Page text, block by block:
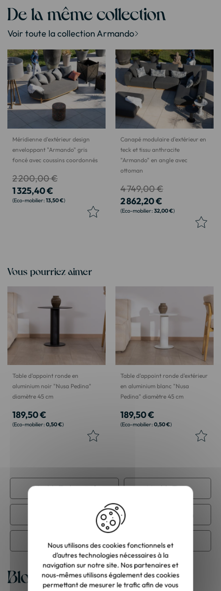
De la même collection
Voir toute la collection Armando
Méridienne d'extérieur design
enveloppant "Armando" gris
foncé avec coussins coordonnés
1 325,40 €
13,50 €
2 200,00 €
Canapé modulaire d'extérieur en
teck et tissu anthracite
"Armando" en angle avec
ottoman
2 862,20 €
32,00 €
4 749,00 €
Vous pourriez aimer
Table d'appoint ronde en
aluminium noir "Nusa Pedina"
diamètre 45 cm
189,50 €
0,50 €
Table d'appoint ronde d'extérieur
en aluminium blanc "Nusa
Pedina" diamètre 45 cm
189,50 €
0,50 €
Meuble Teck massif Meuble Tissu
Meuble contemporain
Salon de jardin
Blog
Nous utilisons des cookies fonctionnels et
d’autres technologies nécessaires à la
navigation sur notre site. Nos partenaires et
nous-mêmes utilisons également des cookies
permettant de mesurer le trafic afin de vous